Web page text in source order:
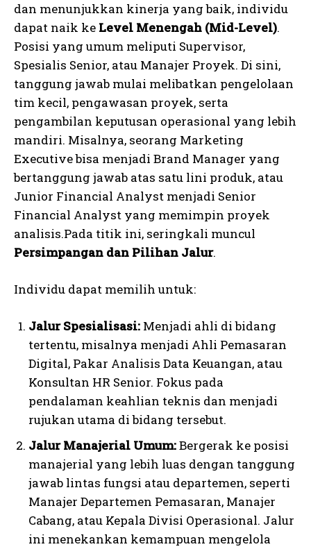
dan menunjukkan kinerja yang baik, individu
dapat naik ke Level Menengah (Mid-Level).
Posisi yang umum meliputi Supervisor,
Spesialis Senior, atau Manajer Proyek. Di sini,
tanggung jawab mulai melibatkan pengelolaan
tim kecil, pengawasan proyek, serta
pengambilan keputusan operasional yang lebih
mandiri. Misalnya, seorang Marketing
Executive bisa menjadi Brand Manager yang
bertanggung jawab atas satu lini produk, atau
Junior Financial Analyst menjadi Senior
Financial Analyst yang memimpin proyek
analisis.Pada titik ini, seringkali muncul
Persimpangan dan Pilihan Jalur.
Individu dapat memilih untuk:
Jalur Spesialisasi: Menjadi ahli di bidang
tertentu, misalnya menjadi Ahli Pemasaran
Digital, Pakar Analisis Data Keuangan, atau
Konsultan HR Senior. Fokus pada
pendalaman keahlian teknis dan menjadi
rujukan utama di bidang tersebut.
Jalur Manajerial Umum:Bergerak ke posisi
manajerial yang lebih luas dengan tanggung
jawab lintas fungsi atau departemen, seperti
Manajer Departemen Pemasaran, Manajer
Cabang, atau Kepala Divisi Operasional. Jalur
ini menekankan kemampuan mengelola